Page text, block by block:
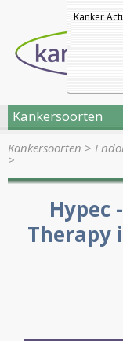
Kanker
Kankersoorten
Kankersoorten >
>
Hypec
Therapy